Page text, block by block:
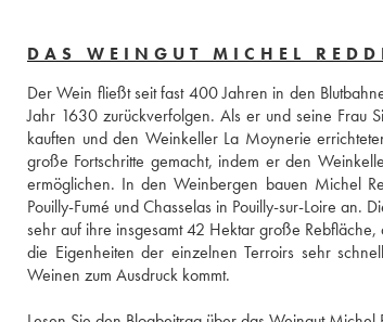
DAS WEINGUT MICHEL
Der Wein fließt seit fast 400 Jahren in den
Jahr 1630 zurückverfolgen. Als er und seine Frau
kauften und den Weinkeller La Moynerie
große Fortschritte gemacht, indem er den
ermöglichen. In den Weinbergen bauen Michel
Pouilly-Fumé und Chasselas in Pouilly-sur-Loire
sehr auf ihre insgesamt 42 Hektar große
die Eigenheiten der einzelnen Terroirs sehr
Weinen zum Ausdruck kommt.